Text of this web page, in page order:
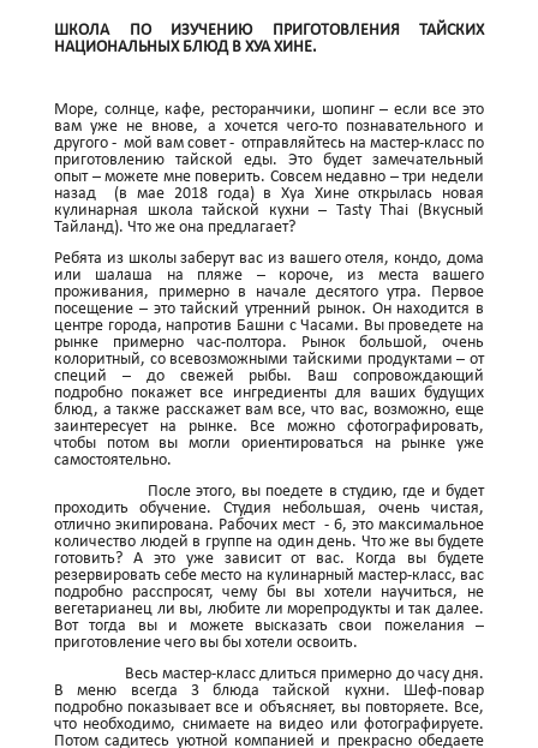
ШКОЛА ПО ИЗУЧЕНИЮ ПРИГОТОВЛЕНИЯ ТАЙСКИХ
НАЦИОНАЛЬНЫХ БЛЮД В ХУА ХИНЕ.
Море, солнце, кафе, ресторанчики, шопинг – если все это
вам уже не внове, а хочется чего-то познавательного и
другого - мой вам совет - отправляйтесь на мастер-класс по
приготовлению тайской еды. Это будет замечательный
опыт – можете мне поверить. Совсем недавно – три недели
назад (в мае 2018 года) в Хуа Хине открылась новая
кулинарная школа тайской кухни – Tasty Thai (Вкусный
Тайланд). Что же она предлагает?
Ребята из школы заберут вас из вашего отеля, кондо, дома
или шалаша на пляже – короче, из места вашего
проживания, примерно в начале десятого утра. Первое
посещениe – это тайский утренний рынок. Он находится в
центре города, напротив Башни с Часами. Вы проведете на
рынке примерно час-полтора. Рынок большой, очень
колоритный, со всевозможными тайскими продуктами – от
специй – до свежей рыбы. Ваш сопровождающий
подробно покажет все ингрeдиенты для ваших будущих
блюд, а также расскажет вам все, что вас, возможно, еще
заинтересует на рынке. Все можно сфотографировать,
чтобы потом вы могли ориeнтироваться на рынке уже
самостоятельно.
После этого, вы поедете в студию, где и будет
проходить обучение. Студия небольшая, очень чистая,
отлично экипирована. Рабочих мест - 6, это максимальное
количество людей в группе на один день. Что же вы будете
готовить? А это уже зависит от вас. Когда вы будете
резервировать себе место на кулинарный мастер-класс, вас
подробно расспросят, чему бы вы хотели научиться, не
вегетарианец ли вы, любите ли морепродукты и так далее.
Вот тогда вы и можете высказать свои пожелания –
приготовление чего вы бы хотели освоить.
Весь мастер-класс длиться примерно до часу дня.
В меню всегда 3 блюда тайской кухни. Шеф-повар
подробно показывает все и объясняет, вы повторяете. Все,
что необходимо, снимаете на видео или фотографируете.
Потом садитесь уютной компанией и прекрасно обедаете